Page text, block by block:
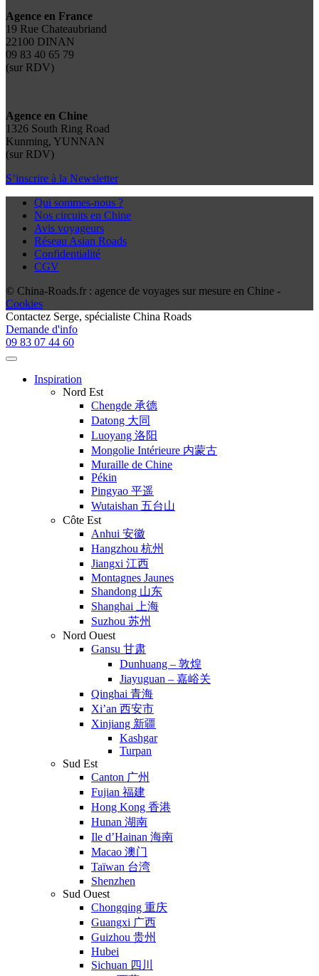
Agence en France
19 Rue Chateaubriand
22100 DINAN
09 83 40 65 79
(sur RDV)
Agence en Chine
1326 South Ring Road
Kunming, YUNNAN
(sur RDV)
S’inscrire à la Newsletter
Qui sommes-nous ?
Nos circuits en Chine
Avis voyageurs
Réseau Asian Roads
Confidentialité
CGV
© China-Roads.fr : agence de voyages sur mesure en Chine -
Cookies
Contactez Serge, spécialiste China Roads
Demande d'info
09 83 07 44 60
Inspiration
Nord Est
Chengde 承德
Datong 大同
Luoyang 洛阳
Mongolie Intérieure 内蒙古
Muraille de Chine
Pékin
Pingyao 平遥
Wutaishan 五台山
Côte Est
Anhui 安徽
Hangzhou 杭州
Jiangxi 江西
Montagnes Jaunes
Shandong 山东
Shanghai 上海
Suzhou 苏州
Nord Ouest
Gansu 甘肃
Dunhuang – 敦煌
Jiayuguan – 嘉峪关
Qinghai 青海
Xi’an 西安市
Xinjiang 新疆
Kashgar
Turpan
Sud Est
Canton 广州
Fujian 福建
Hong Kong 香港
Hunan 湖南
Ile d’Hainan 海南
Macao 澳门
Taïwan 台湾
Shenzhen
Sud Ouest
Chongqing 重庆
Guangxi 广西
Guizhou 贵州
Hubei
Sichuan 四川